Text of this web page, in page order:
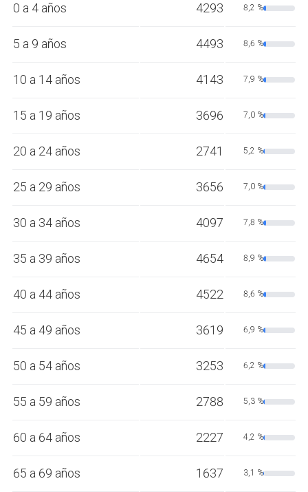
0 a 4 años 4293 8,2 %
5 a 9 años 4493 8,6 %
10 a 14 años 4143 7,9 %
15 a 19 años 3696 7,0 %
20 a 24 años 2741 5,2 %
25 a 29 años 3656 7,0 %
30 a 34 años 4097 7,8 %
35 a 39 años 4654 8,9 %
40 a 44 años 4522 8,6 %
45 a 49 años 3619 6,9 %
50 a 54 años 3253 6,2 %
55 a 59 años 2788 5,3 %
60 a 64 años 2227 4,2 %
65 a 69 años 1637 3,1 %